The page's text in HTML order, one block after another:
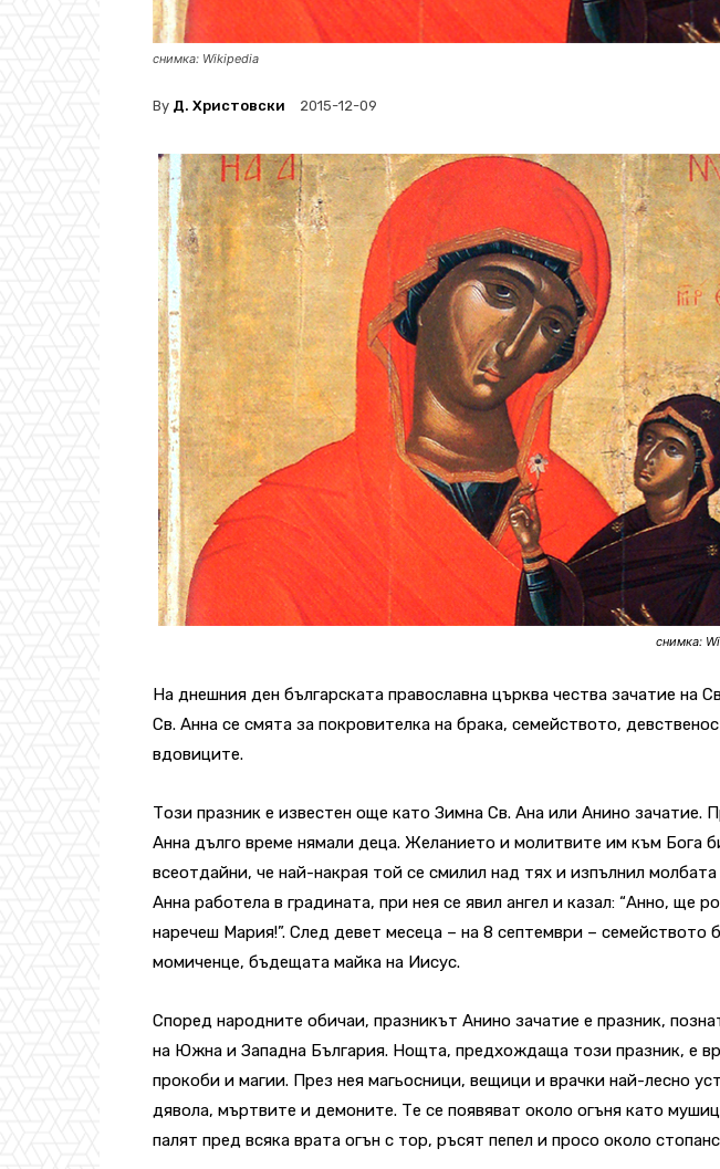
снимка: Wikipedia
By Д. Христовски 2015-12-09
снимка:
На днешния ден българската православна църква чества зачатие на
Св. Анна се смята за покровителка на брака, семейството,
вдовиците.
Този празник е известен още като Зимна Св. Ана или Анино зачатие.
Анна дълго време нямали деца. Желанието и молитвите им към Бога
всеотдайни, че най-накрая той се смилил над тях и изпълнил
Анна работела в градината, при нея се явил ангел и казал: “Анно, ще
наречеш Мария!”. След девет месеца – на 8 септември – семейството
момиченце, бъдещата майка на Иисус.
Според народните обичаи, празникът Анино зачатие е празник,
на Южна и Западна България. Нощта, предхождаща този празник, е
прокоби и магии. През нея магьосници, вещици и врачки най-лесно
дявола, мъртвите и демоните. Те се появяват около огъня като
палят пред всяка врата огън с тор, ръсят пепел и просо около